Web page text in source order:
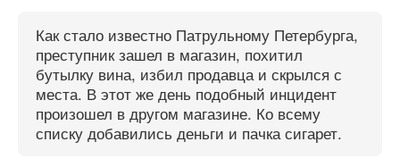
Как стало известно Патрульному Петербурга,
преступник зашел в магазин, похитил
бутылку вина, избил продавца и скрылся с
места. В этот же день подобный инцидент
произошел в другом магазине. Ко всему
списку добавились деньги и пачка сигарет.